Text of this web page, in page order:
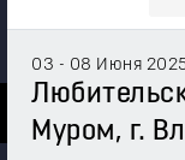
03 - 08 Июня
Муром, г.